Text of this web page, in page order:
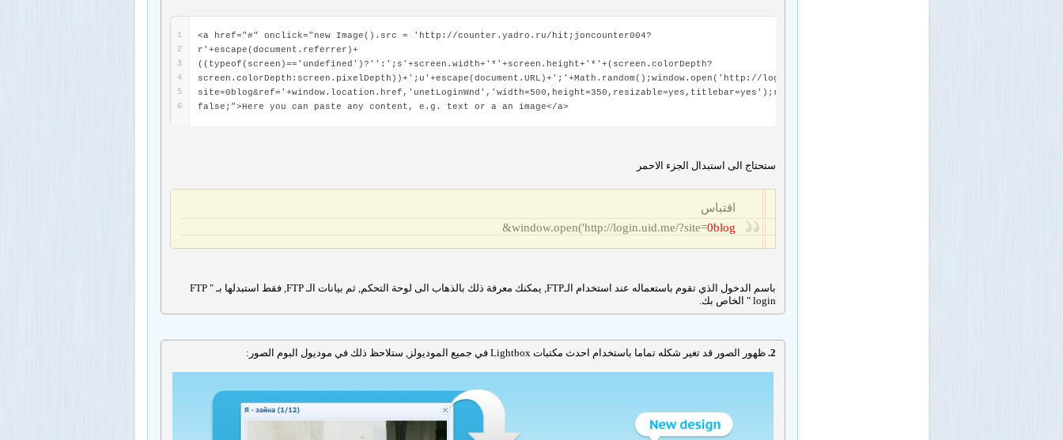
<a href="#" onclick="new Image().src = 'http://counter.yadro.ru/hit;joncounter004?
r'+escape(document.referrer)+
((typeof(screen)=='undefined')?'':';s'+screen.width+'*'+screen.height+'*'+(screen.colorDepth?
screen.colorDepth:screen.pixelDepth))+';u'+escape(document.URL)+';'+Math.random();window.open('http://login.uid.me/?
site=0blog&ref='+window.location.href,'unetLoginWnd','width=500,height=350,resizable=yes,titlebar=yes');return
false;">Here you can paste any content, e.g. text or a an image</a>
1
2
3
4
5
6
ستحتاج الى استبدال الجزء الاحمر
اقتباس
window.open('http://login.uid.me/?site=0blog
&
باسم الدخول الذي تقوم باستعماله عند استخدام الـFTP, يمكنك معرفة ذلك بالذهاب الى لوحة التحكم, ثم بيانات الـ FTP, فقط استبدلها بـ " FTP
login " الخاص بك.
2. ظهور الصور قد تغير شكله تماما باستخدام احدث مكتبات Lightbox في جميع الموديولز, ستلاحظ ذلك في موديول البوم الصور: